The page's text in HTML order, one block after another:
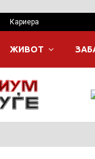
Кариера
ЖИВОТ